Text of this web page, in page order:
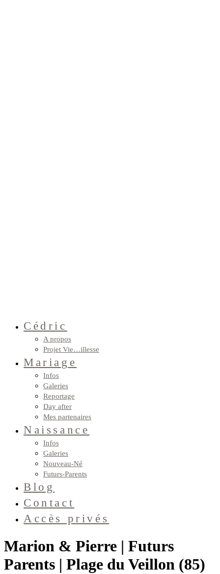
Cédric
A propos
Projet Vie…illesse
Mariage
Infos
Galeries
Reportage
Day after
Mes partenaires
Naissance
Infos
Galeries
Nouveau-Né
Futurs-Parents
Blog
Contact
Accès privés
Marion & Pierre | Futurs
Parents | Plage du Veillon (85)